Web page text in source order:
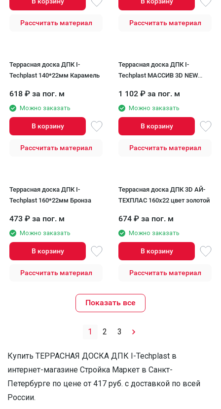
Рассчитать материал Рассчитать материал
Террасная доска ДПК I-
Techplast 140*22мм Карамель
618 ₽ за пог. м
Можно заказать
В корзину
Рассчитать материал
Террасная доска ДПК I-
Techplast МАССИВ 3D NEW
1 102 ₽ за пог. м
Можно заказать
В корзину
Рассчитать материал
Террасная доска ДПК I-
Techplast 160*22мм Бронза
473 ₽ за пог. м
Можно заказать
В корзину
Рассчитать материал
Террасная доска ДПК 3D АЙ-
ТЕХПЛАС 160х22 цвет золотой
674 ₽ за пог. м
Можно заказать
В корзину
Рассчитать материал
Показать все
1 2 3
Купить ТЕРРАСНАЯ ДОСКА ДПК I-Techplast в
интернет-магазине Стройка Маркет в Санкт-
Петербурге по цене от 417 руб. с доставкой по всей
России.